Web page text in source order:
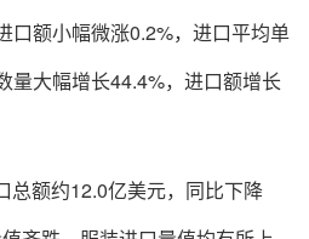
口额小幅微涨0.2%，进口平均单
量大幅增长44.4%，进口额增长
总额约12.0亿美元，同比下降